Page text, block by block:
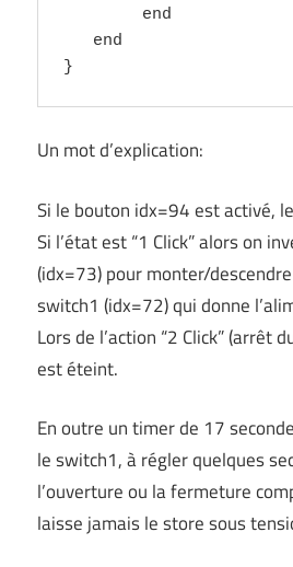
        end
   end
Un mot d’explication:
Si le bouton idx=94 est activé,
Si l’état est “1 Click” alors on
(idx=73) pour monter/
switch1 (idx=72) qui donne
Lors de l’action “2 Click” (arrêt
est éteint.
En outre un timer de 17
le switch1, à régler quelques
l’ouverture ou la fermeture
laisse jamais le store sous